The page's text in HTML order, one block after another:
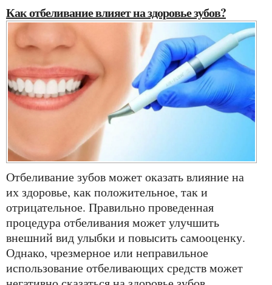
Как отбеливание влияет на здоровье зубов?
Отбеливание зубов может оказать влияние на
их здоровье, как положительное, так и
отрицательное. Правильно проведенная
процедура отбеливания может улучшить
внешний вид улыбки и повысить самооценку.
Однако, чрезмерное или неправильное
использование отбеливающих средств может